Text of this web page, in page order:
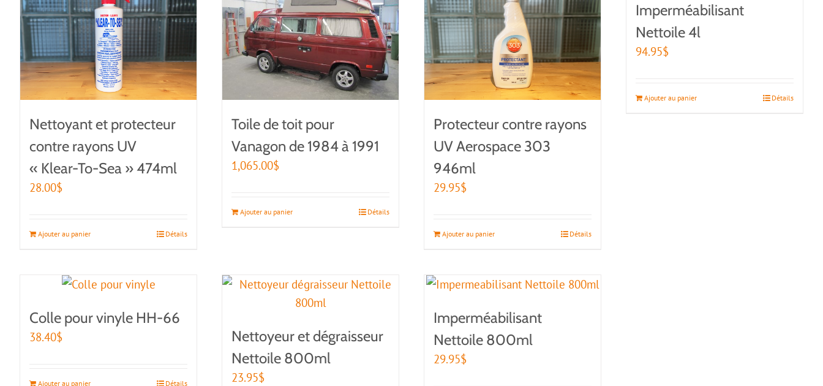
Nettoyant et protecteur
contre rayons UV
« Klear-To-Sea » 474ml
28.00$
Ajouter au panier Détails
Toile de toit pour
Vanagon de 1984 à 1991
1,065.00$
Ajouter au panier Détails
Protecteur contre rayons
UV Aerospace 303
946ml
29.95$
Ajouter au panier Détails
Imperméabilisant
Nettoile 4l
94.95$
Ajouter au panier Détails
Colle pour vinyle HH-66
38.40$
Ajouter au panier Détails
Nettoyeur et dégraisseur
Nettoile 800ml
23.95$
Imperméabilisant
Nettoile 800ml
29.95$